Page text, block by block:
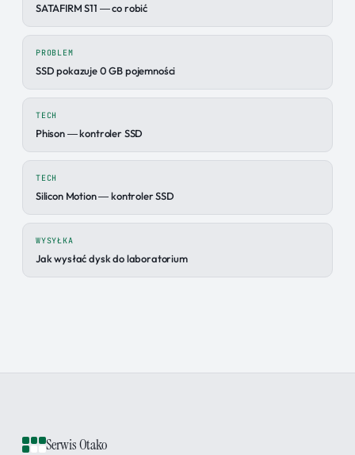
SATAFIRM S11 — co robić
PROBLEM
SSD pokazuje 0 GB pojemności
TECH
Phison — kontroler SSD
TECH
Silicon Motion — kontroler SSD
WYSYŁKA
Jak wysłać dysk do laboratorium
Serwis Otako